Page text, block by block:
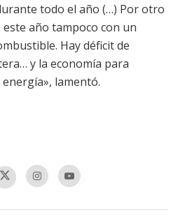
todo el año (…) Por otro
año tampoco con un
Hay déficit de
y la economía para
lamentó.